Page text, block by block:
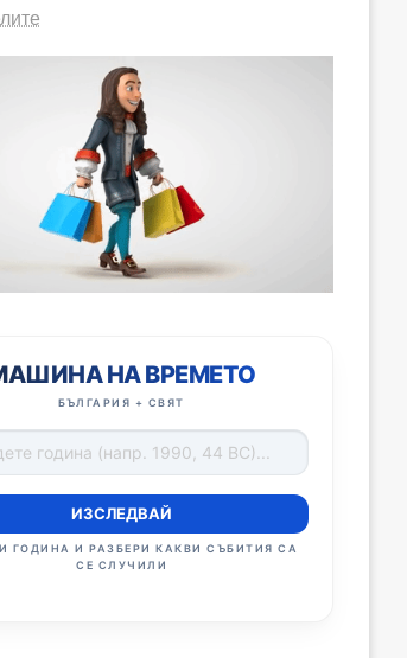
НА ВРЕМЕТО
БЪЛГАРИЯ + СВЯТ
ИЗСЛЕДВАЙ
ГОДИНА И РАЗБЕРИ КАКВИ СЪБИТИЯ СА
СЕ СЛУЧИЛИ